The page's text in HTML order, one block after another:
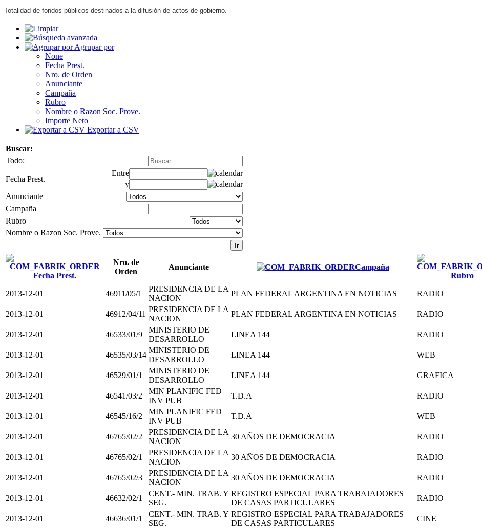
Totalidad de fondos públicos destinados a la difusión de actos de gobierno.
Agrupar por
None
Fecha Prest.
Nro. de Orden
Anunciante
Campaña
Rubro
Nombre o Razon Soc. Prove.
Importe Neto
Exportar a CSV
Buscar:
Todo:
Fecha Prest.
Entre
y
Anunciante
Campaña
Rubro
Nombre o Razon Soc. Prove.
Fecha Prest.
Nro. de
Orden
Anunciante
Campaña
Rubro
2013-12-01 46911/05/1
PRESIDENCIA DE LA
NACION
PLAN FEDERAL ARGENTINA EN NOTICIAS RADIO
2013-12-01 46912/04/11
PRESIDENCIA DE LA
NACION
PLAN FEDERAL ARGENTINA EN NOTICIAS RADIO
2013-12-01 46533/01/9
MINISTERIO DE
DESARROLLO
LINEA 144 RADIO
2013-12-01 46535/03/14
MINISTERIO DE
DESARROLLO
LINEA 144 WEB
2013-12-01 46529/01/1
MINISTERIO DE
DESARROLLO
LINEA 144 GRAFICA
2013-12-01 46541/03/2
MIN PLANIFIC FED
INV PUB
T.D.A RADIO
2013-12-01 46545/16/2
MIN PLANIFIC FED
INV PUB
T.D.A WEB
2013-12-01 46765/02/2
PRESIDENCIA DE LA
NACION
30 AÑOS DE DEMOCRACIA RADIO
2013-12-01 46765/02/1
PRESIDENCIA DE LA
NACION
30 AÑOS DE DEMOCRACIA RADIO
2013-12-01 46765/02/3
PRESIDENCIA DE LA
NACION
30 AÑOS DE DEMOCRACIA RADIO
2013-12-01 46632/02/1
CENT.- MIN. TRAB. Y
SEG.
REGISTRO ESPECIAL PARA TRABAJADORES
DE CASAS PARTICULARES
RADIO
2013-12-01 46636/01/1
CENT.- MIN. TRAB. Y
SEG.
REGISTRO ESPECIAL PARA TRABAJADORES
DE CASAS PARTICULARES
CINE